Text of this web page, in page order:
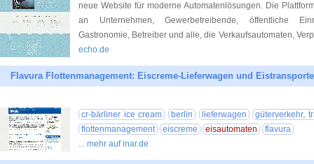
neue Website für moderne Automatenlösungen. Die
an Unternehmen, Gewerbetreibende, öffentliche
Gastronomie, Betreiber und alle, die Verkaufsautomaten,
echo.de
Flavura Flottenmanagement: Eiscreme-Lieferwagen und
cr-bärliner ice cream berlin lieferwagen
güterverkehr,
flottenmanagement
eiscreme eisautomaten
flavura
... mehr auf inar.de